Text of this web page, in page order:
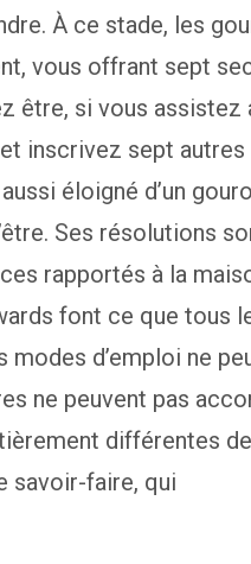
À ce stade, les
vous offrant sept
être, si vous assistez
inscrivez sept autres
éloigné d’un
Ses résolutions
rapportés à la
font ce que tous
d’emploi ne
ne peuvent pas
différentes
savoir-faire, qui